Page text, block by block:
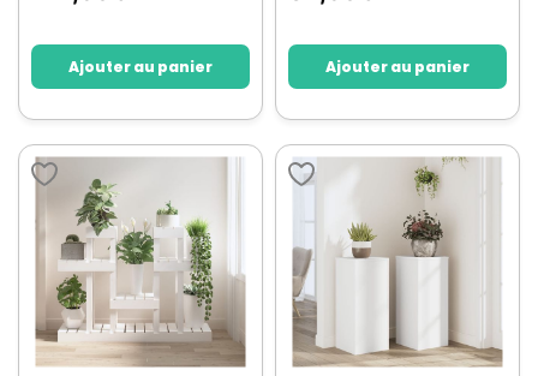
Ajouter au panier Ajouter au panier